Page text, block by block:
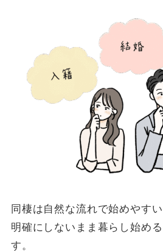
同棲は自然な流れで始めやす
明確にしないまま暮らし始め
す。